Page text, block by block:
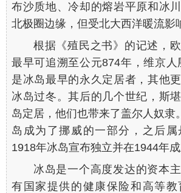
布沙质地、冷却的熔岩平原和冰
北极圈边缘，但受北大西洋暖流影
根据《殖民之书》的记述，
最早可追溯至公元874年，维京人
是冰岛最早的永久定居者，其他
冰岛过冬。其后的几个世纪，斯
岛定居，他们也带来了盖尔人奴隶
岛成为了挪威的一部分，之后属
1918年冰岛宣布独立并在1944年成
冰岛是一个高度发达的资本
有国家提供的健康保险和高等